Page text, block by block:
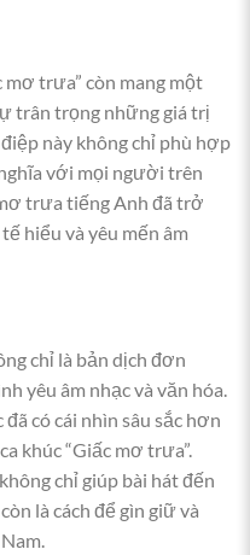
mơ trưa” còn mang một
trân trọng những giá trị
này không chỉ phù hợp
với mọi người trên
trưa tiếng Anh đã trở
hiểu và yêu mến âm
chỉ là bản dịch đơn
yêu âm nhạc và văn hóa.
có cái nhìn sâu sắc hơn
khúc “Giấc mơ trưa”.
chỉ giúp bài hát đến
là cách để gìn giữ và